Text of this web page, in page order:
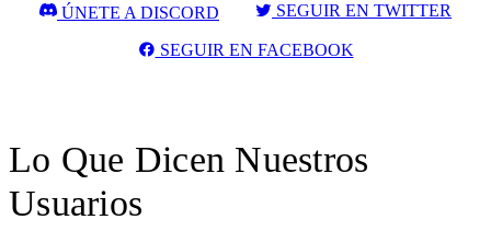
ÚNETE A DISCORD SEGUIR EN TWITTER
SEGUIR EN FACEBOOK
Lo Que Dicen Nuestros
Usuarios